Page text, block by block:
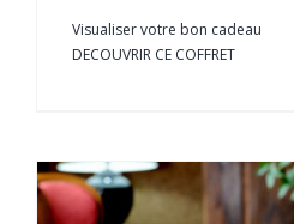
Visualiser votre bon cadeau
DECOUVRIR CE COFFRET